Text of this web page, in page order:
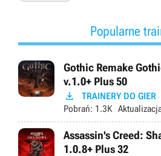
Popularne
Gothic Remake
v.1.0+ Plus 50
 TRAINERY DO GIER
Pobrań: 1.3K
Assassin's Creed:
1.0.8+ Plus 32